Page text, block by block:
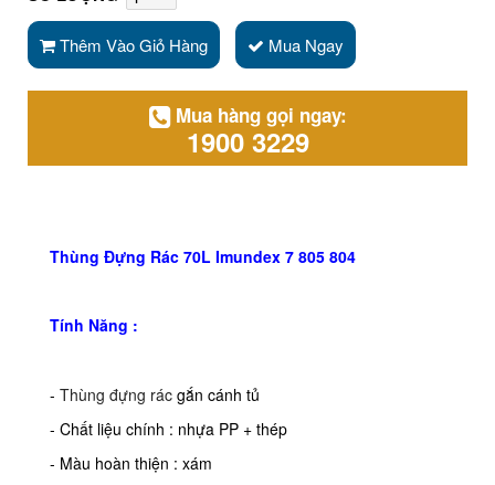
Thêm Vào Giỏ Hàng Mua Ngay
Mua hàng gọi ngay:
1900 3229
Thùng Đựng Rác 70L Imundex 7 805 804
Tính Năng :
- Thùng đựng rác gắn cánh tủ
- Chất liệu chính : nhựa PP + thép
- Màu hoàn thiện : xám